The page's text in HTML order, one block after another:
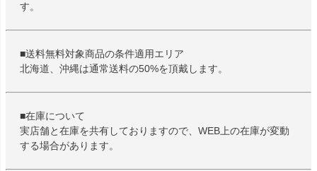
す。
■送料無料対象商品の条件適用エリア
北海道、沖縄は通常送料の50%を頂戴します。
■在庫について
実店舗と在庫を共有しておりますので、WEB上の在庫が変動
する場合があります。